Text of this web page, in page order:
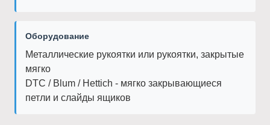
Оборудование
Металлические рукоятки или рукоятки, закрытые
мягко
DTC / Blum / Hettich - мягко закрывающиеся
петли и слайды ящиков